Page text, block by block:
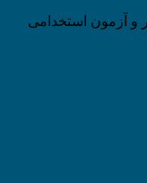
و آزمون استخدامی